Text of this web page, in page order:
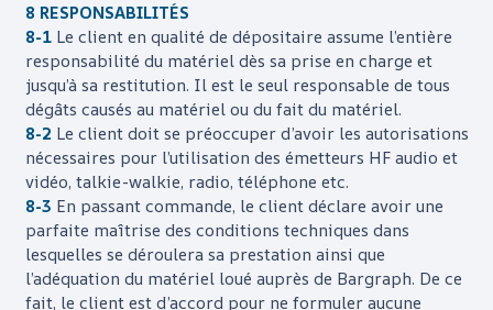
8 RESPONSABILITÉS
8-1 Le client en qualité de dépositaire assume l’entière
responsabilité du matériel dès sa prise en charge et
jusqu’à sa restitution. Il est le seul responsable de tous
dégâts causés au matériel ou du fait du matériel.
8-2 Le client doit se préoccuper d’avoir les autorisations
nécessaires pour l’utilisation des émetteurs HF audio et
vidéo, talkie-walkie, radio, téléphone etc.
8-3 En passant commande, le client déclare avoir une
parfaite maîtrise des conditions techniques dans
lesquelles se déroulera sa prestation ainsi que
l’adéquation du matériel loué auprès de Bargraph. De ce
fait, le client est d’accord pour ne formuler aucune